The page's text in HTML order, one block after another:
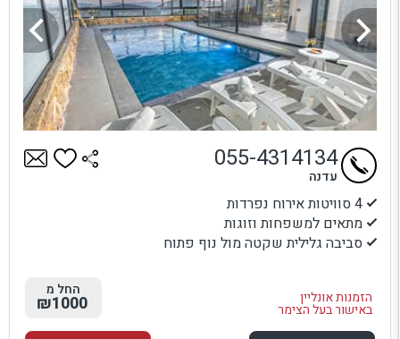
4 סוויטות אירוח נפרדות
מתאים למשפחות וזוגות
סביבה גלילית שקטה מול נוף פתוח
הזמנות אונליין
באישור בעל הצימר
055-4314134
עדנה
החל מ
₪1000